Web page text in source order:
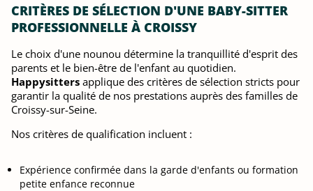
CRITÈRES DE SÉLECTION D'UNE BABY-SITTER
PROFESSIONNELLE À CROISSY
Le choix d'une nounou détermine la tranquillité d'esprit des
parents et le bien-être de l'enfant au quotidien.
Happysitters applique des critères de sélection stricts pour
garantir la qualité de nos prestations auprès des familles de
Croissy-sur-Seine.
Nos critères de qualification incluent :
Expérience confirmée dans la garde d'enfants ou formation
petite enfance reconnue